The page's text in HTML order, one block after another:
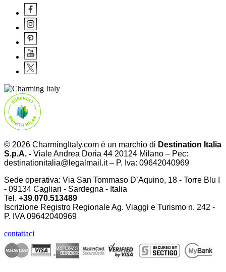
© 2026 CharmingItaly.com è un marchio di Destination Italia
S.p.A. - Viale Andrea Doria 44 20124 Milano – Pec:
destinationitalia@legalmail.it – P. Iva: 09642040969
Sede operativa: Via San Tommaso D’Aquino, 18 - Torre Blu I
- 09134 Cagliari - Sardegna - Italia
Tel. +39.070.513489
Iscrizione Registro Regionale Ag. Viaggi e Turismo n. 242 -
P. IVA09642040969
contattaci